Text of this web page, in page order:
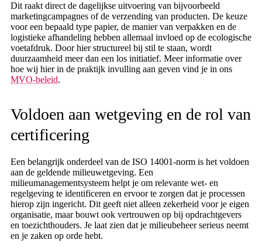
Dit raakt direct de dagelijkse uitvoering van bijvoorbeeld
marketingcampagnes of de verzending van producten. De keuze
voor een bepaald type papier, de manier van verpakken en de
logistieke afhandeling hebben allemaal invloed op de ecologische
voetafdruk. Door hier structureel bij stil te staan, wordt
duurzaamheid meer dan een los initiatief. Meer informatie over
hoe wij hier in de praktijk invulling aan geven vind je in ons
MVO-beleid.
Voldoen aan wetgeving en de rol van
certificering
Een belangrijk onderdeel van de ISO 14001-norm is het voldoen
aan de geldende milieuwetgeving. Een
milieumanagementsysteem helpt je om relevante wet- en
regelgeving te identificeren en ervoor te zorgen dat je processen
hierop zijn ingericht. Dit geeft niet alleen zekerheid voor je eigen
organisatie, maar bouwt ook vertrouwen op bij opdrachtgevers
en toezichthouders. Je laat zien dat je milieubeheer serieus neemt
en je zaken op orde hebt.